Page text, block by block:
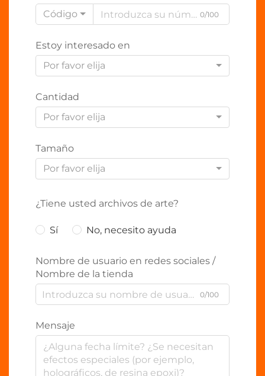
Código
0/100
Estoy interesado en
Por favor elija
Cantidad
Por favor elija
Tamaño
Por favor elija
¿Tiene usted archivos de arte?
Sí No, necesito ayuda
Nombre de usuario en redes sociales /
Nombre de la tienda
0/100
Mensaje